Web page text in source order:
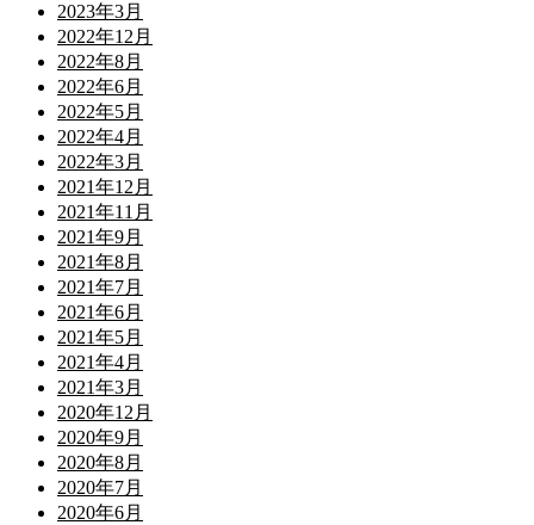
2023年3月
2022年12月
2022年8月
2022年6月
2022年5月
2022年4月
2022年3月
2021年12月
2021年11月
2021年9月
2021年8月
2021年7月
2021年6月
2021年5月
2021年4月
2021年3月
2020年12月
2020年9月
2020年8月
2020年7月
2020年6月